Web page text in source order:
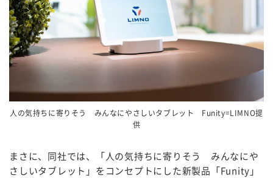
人の気持ちに寄りそう みんなにやさしいタブレット Funity=LIMNO提
供
まさに、同社では、「人の気持ちに寄りそう みんなにや
さしいタブレット」をコンセプトにした新製品「Funity」